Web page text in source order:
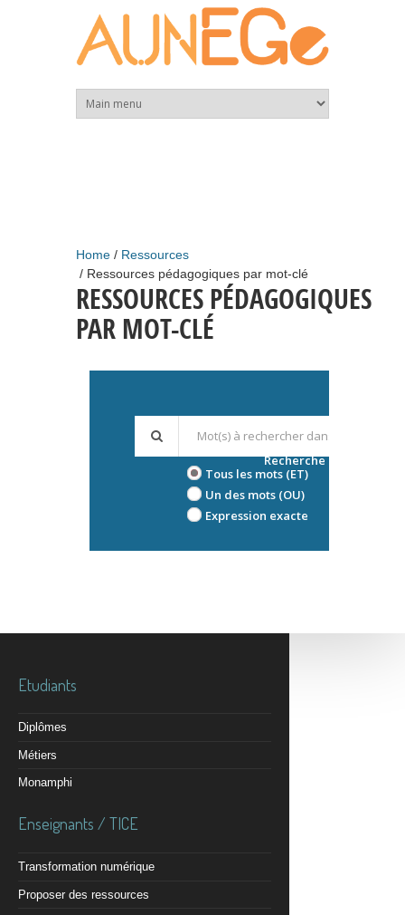
Home
Ressources
Ressources pédagogiques par mot-clé
RESSOURCES PÉDAGOGIQUES
PAR MOT-CLÉ
Tous les mots (ET)
Un des mots (OU)
Expression exacte
Recherche avancée
Etudiants
Diplômes
Métiers
Monamphi
Enseignants / TICE
Transformation numérique
Proposer des ressources